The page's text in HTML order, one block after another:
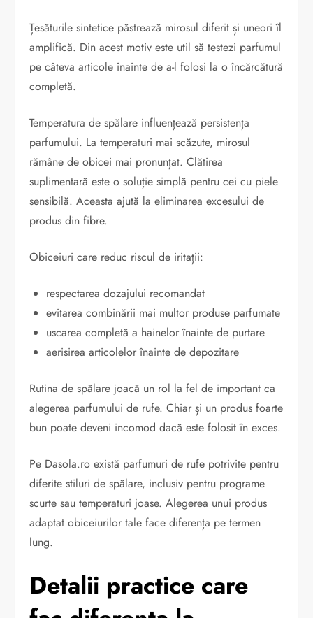
Țesăturile sintetice păstrează mirosul diferit și uneori îl
amplifică. Din acest motiv este util să testezi parfumul
pe câteva articole înainte de a-l folosi la o încărcătură
completă.
Temperatura de spălare influențează persistența
parfumului. La temperaturi mai scăzute, mirosul
rămâne de obicei mai pronunțat. Clătirea
suplimentară este o soluție simplă pentru cei cu piele
sensibilă. Aceasta ajută la eliminarea excesului de
produs din fibre.
Obiceiuri care reduc riscul de iritații:
respectarea dozajului recomandat
evitarea combinării mai multor produse parfumate
uscarea completă a hainelor înainte de purtare
aerisirea articolelor înainte de depozitare
Rutina de spălare joacă un rol la fel de important ca
alegerea parfumului de rufe. Chiar și un produs foarte
bun poate deveni incomod dacă este folosit în exces.
Pe Dasola.ro există parfumuri de rufe potrivite pentru
diferite stiluri de spălare, inclusiv pentru programe
scurte sau temperaturi joase. Alegerea unui produs
adaptat obiceiurilor tale face diferența pe termen
lung.
Detalii practice care